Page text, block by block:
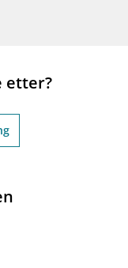
etter?